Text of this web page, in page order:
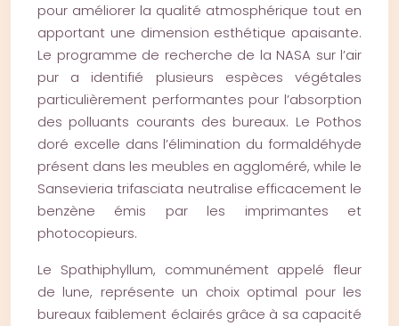
pour améliorer la qualité atmosphérique tout en
apportant une dimension esthétique apaisante.
Le programme de recherche de la NASA sur l’air
pur a identifié plusieurs espèces végétales
particulièrement performantes pour l’absorption
des polluants courants des bureaux. Le Pothos
doré excelle dans l’élimination du formaldéhyde
présent dans les meubles en aggloméré, while le
Sansevieria trifasciata neutralise efficacement le
benzène émis par les imprimantes et
photocopieurs.
Le Spathiphyllum, communément appelé fleur
de lune, représente un choix optimal pour les
bureaux faiblement éclairés grâce à sa capacité